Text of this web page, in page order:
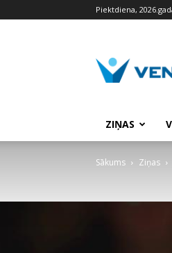
Piektdiena,
ZIŅAS
Sākums Ziņas